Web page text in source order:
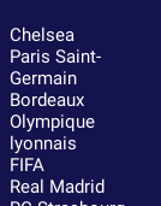
Chelsea
Paris Saint-
Germain
Bordeaux
Olympique
lyonnais
FIFA
Real Madrid